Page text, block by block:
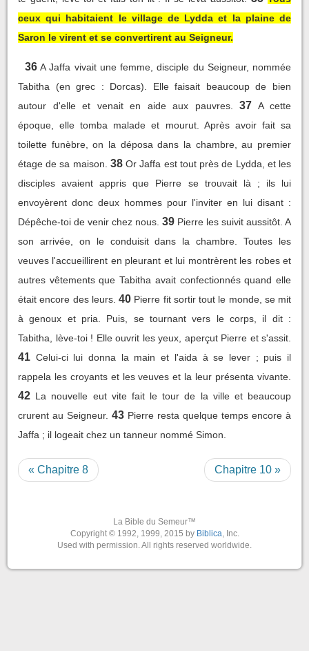
ceux qui habitaient le village de Lydda et la plaine de
Saron le virent et se convertirent au Seigneur.
36 A Jaffa vivait une femme, disciple du Seigneur, nommée
Tabitha (en grec : Dorcas). Elle faisait beaucoup de bien
autour d'elle et venait en aide aux pauvres.
37 A cette
époque, elle tomba malade et mourut. Après avoir fait sa
toilette funèbre, on la déposa dans la chambre, au premier
étage de sa maison. 38 Or Jaffa est tout près de Lydda, et les
disciples avaient appris que Pierre se trouvait là ; ils lui
envoyèrent donc deux hommes pour l'inviter en lui disant :
Dépêche-toi de venir chez nous. 39 Pierre les suivit aussitôt. A
son arrivée, on le conduisit dans la chambre. Toutes les
veuves l'accueillirent en pleurant et lui montrèrent les robes et
autres vêtements que Tabitha avait confectionnés quand elle
était encore des leurs. 40 Pierre fit sortir tout le monde, se mit
à genoux et pria. Puis, se tournant vers le corps, il dit :
Tabitha, lève-toi ! Elle ouvrit les yeux, aperçut Pierre et s'assit.
41 Celui-ci lui donna la main et l'aida à se lever ; puis il
rappela les croyants et les veuves et la leur présenta vivante.
42 La nouvelle eut vite fait le tour de la ville et beaucoup
crurent au Seigneur. 43 Pierre resta quelque temps encore à
Jaffa ; il logeait chez un tanneur nommé Simon.
« Chapitre 8 Chapitre 10 »
La Bible du Semeur™
Copyright © 1992, 1999, 2015 by Biblica, Inc.
Used with permission. All rights reserved worldwide.